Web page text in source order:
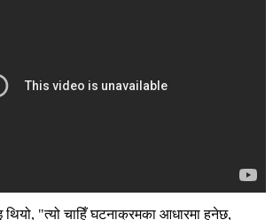
थियो, "त्यो चाहिँ घटनाक्रमका आधारमा हुनेछ,